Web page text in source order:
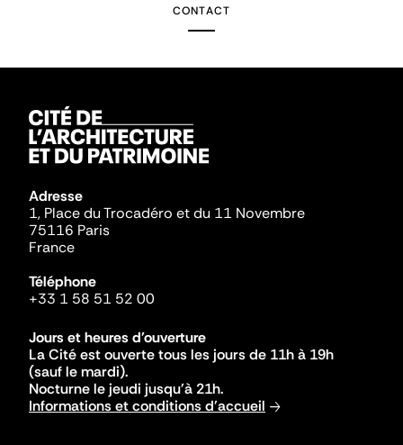
CONTACT
Adresse
1, Place du Trocadéro et du 11 Novembre
75116 Paris
France
Téléphone
+33 1 58 51 52 00
Jours et heures d'ouverture
La Cité est ouverte tous les jours de 11h à 19h
(sauf le mardi).
Nocturne le jeudi jusqu'à 21h.
Informations et conditions d'accueil